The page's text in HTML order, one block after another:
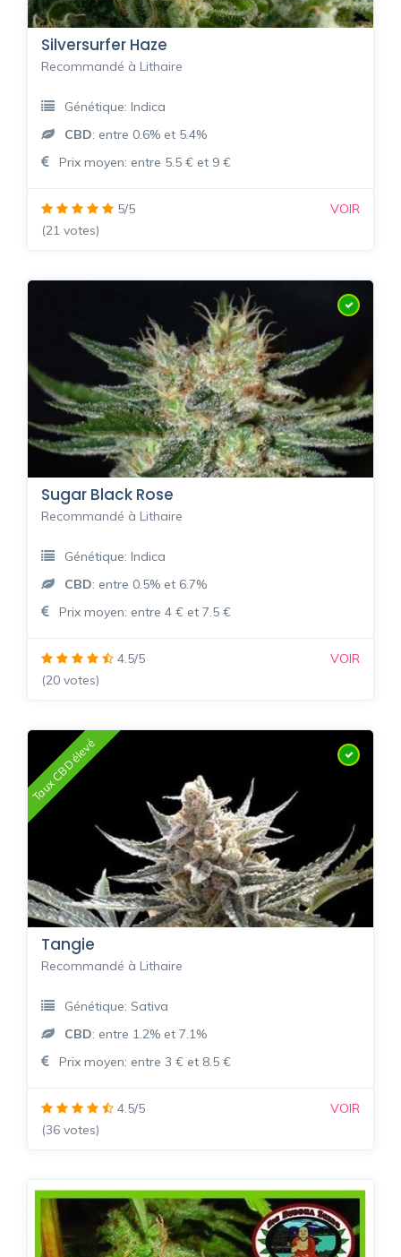
Silversurfer Haze
Recommandé à Lithaire
Génétique: Indica
CBD: entre 0.6% et 5.4%
Prix moyen: entre 5.5 € et 9 €
5/5
(21 votes)
VOIR
Sugar Black Rose
Recommandé à Lithaire
Génétique: Indica
CBD: entre 0.5% et 6.7%
Prix moyen: entre 4 € et 7.5 €
4.5/5
(20 votes)
VOIR
Taux CBD élevé
Tangie
Recommandé à Lithaire
Génétique: Sativa
CBD: entre 1.2% et 7.1%
Prix moyen: entre 3 € et 8.5 €
4.5/5
(36 votes)
VOIR